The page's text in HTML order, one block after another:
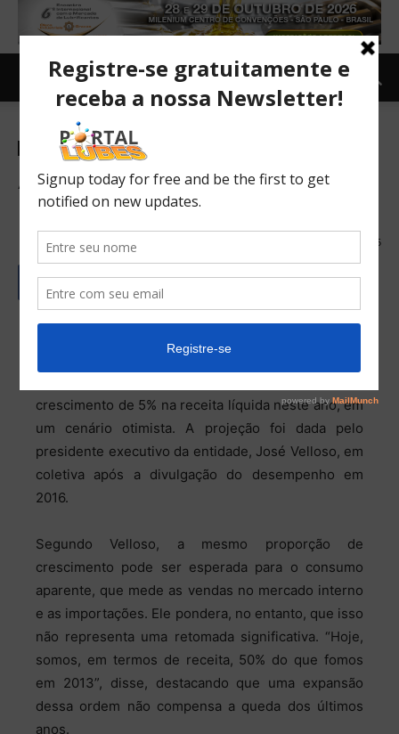
Indústria
Abimaq estima alta de 5% na
receita
27/01/2017 185
faturamento, a indústria de máquinas e
crescimento de 5% na receita líquida neste ano, em
um cenário otimista. A projeção foi dada pelo
presidente executivo da entidade, José Velloso, em
coletiva após a divulgação do desempenho em
2016.
Segundo Velloso, a mesmo proporção de
crescimento pode ser esperada para o consumo
aparente, que mede as vendas no mercado interno
e as importações. Ele pondera, no entanto, que isso
não representa uma retomada significativa. “Hoje,
somos, em termos de receita, 50% do que fomos
em 2013”, disse, destacando que uma expansão
dessa ordem não compensa a queda dos últimos
anos.